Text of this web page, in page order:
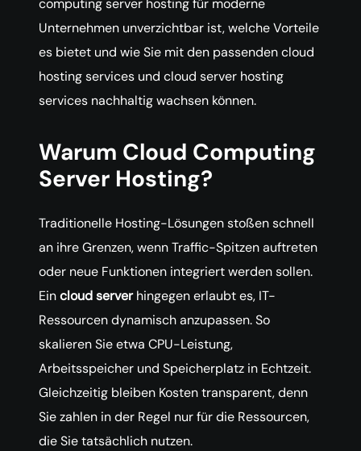
computing server hosting für moderne
Unternehmen unverzichtbar ist, welche Vorteile
es bietet und wie Sie mit den passenden cloud
hosting services und cloud server hosting
services nachhaltig wachsen können.
Warum Cloud Computing
Server Hosting?
Traditionelle Hosting-Lösungen stoßen schnell
an ihre Grenzen, wenn Traffic-Spitzen auftreten
oder neue Funktionen integriert werden sollen.
Eincloud serverhingegen erlaubt es, IT-
Ressourcen dynamisch anzupassen. So
skalieren Sie etwa CPU-Leistung,
Arbeitsspeicher und Speicherplatz in Echtzeit.
Gleichzeitig bleiben Kosten transparent, denn
Sie zahlen in der Regel nur für die Ressourcen,
die Sie tatsächlich nutzen.